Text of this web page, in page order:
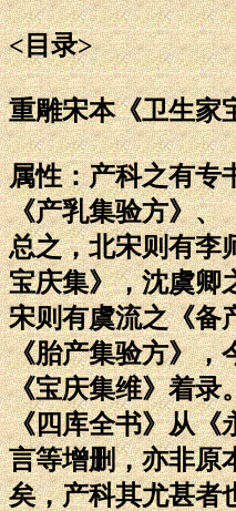
<目录>
重雕宋本《卫生家
属性：产科之有专
《产乳集验方》、
总之，北宋则有李
宝庆集》，沈虞卿
宋则有虞流之《备
《胎产集验方》，
《宝庆集维》着录
《四库全书》从《
言等增删，亦非原
矣，产科其尤甚者